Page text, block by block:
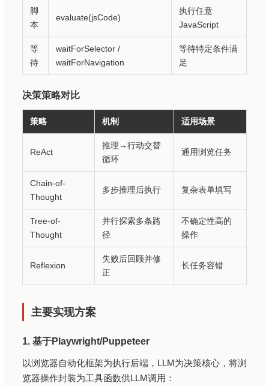
脚
本
evaluate(jsCode)
执行任意
JavaScript
等
待
waitForSelector /
waitForNavigation
等待特定条件满
足
决策策略对比
策略 机制 适用场景
ReAct
推理→行动交替
循环
通用浏览任务
Chain-of-
Thought
多步推理后执行 复杂表单填写
Tree-of-
Thought
并行探索多条路
径
不确定性高的
操作
Reflexion
失败后回顾并修
正
长任务容错
主要实现方案
1. 基于Playwright/Puppeteer
以浏览器自动化框架为执行后端，LLM为决策核心，将浏
览器操作封装为工具函数供LLM调用：